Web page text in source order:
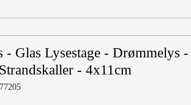
- Glas Lysestage - Drømmelys -
- 4x11cm